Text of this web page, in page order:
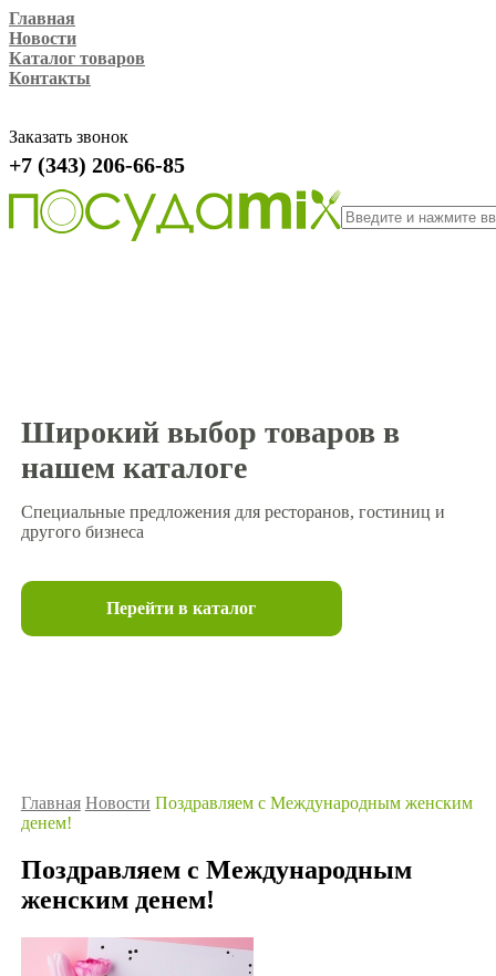
Главная
Новости
Каталог товаров
Контакты
Заказать звонок
+7 (343) 206-66-85
Широкий выбор товаров в
нашем каталоге
Специальные предложения для ресторанов, гостиниц и
другого бизнеса
Перейти в каталог
Главная Новости Поздравляем с Международным женским
денем!
Поздравляем с Международным
женским денем!